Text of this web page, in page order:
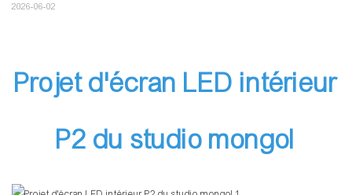
2026-06-02
Projet d'écran LED intérieur
P2 du studio mongol